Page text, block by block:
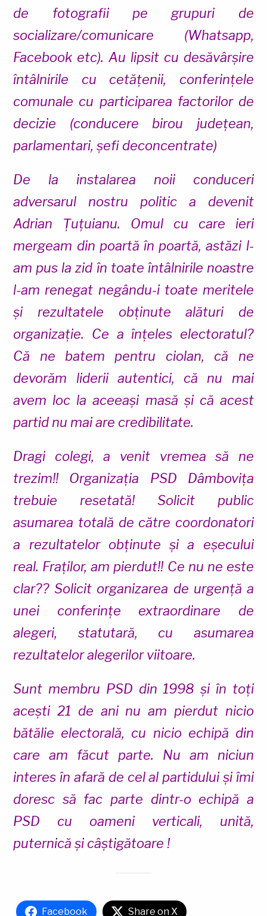
de fotografii pe grupuri de
socializare/comunicare (Whatsapp,
Facebook etc). Au lipsit cu desăvârșire
întâlnirile cu cetățenii, conferințele
comunale cu participarea factorilor de
decizie (conducere birou județean,
parlamentari, șefi deconcentrate)
De la instalarea noii conduceri
adversarul nostru politic a devenit
Adrian Țuțuianu. Omul cu care ieri
mergeam din poartă în poartă, astăzi l-
am pus la zid în toate întâlnirile noastre
l-am renegat negându-i toate meritele
și rezultatele obținute alături de
organizație. Ce a înțeles electoratul?
Că ne batem pentru ciolan, că ne
devorăm liderii autentici, că nu mai
avem loc la aceeași masă și că acest
partid nu mai are credibilitate.
Dragi colegi, a venit vremea să ne
trezim!! Organizația PSD Dâmbovița
trebuie resetată! Solicit public
asumarea totală de către coordonatori
a rezultatelor obținute și a eșecului
real. Fraților, am pierdut!! Ce nu ne este
clar?? Solicit organizarea de urgență a
unei conferințe extraordinare de
alegeri, statutară, cu asumarea
rezultatelor alegerilor viitoare.
Sunt membru PSD din 1998 și în toți
acești 21 de ani nu am pierdut nicio
bătălie electorală, cu nicio echipă din
care am făcut parte. Nu am niciun
interes în afară de cel al partidului și îmi
doresc să fac parte dintr-o echipă a
PSD cu oameni verticali, unită,
puternică și câștigătoare !
Facebook Share on X